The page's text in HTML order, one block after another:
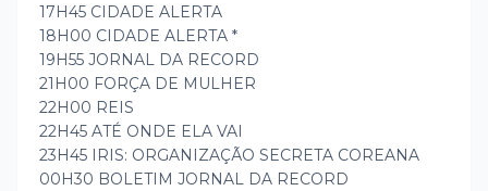
17H45 CIDADE ALERTA
18H00 CIDADE ALERTA *
19H55 JORNAL DA RECORD
21H00 FORÇA DE MULHER
22H00 REIS
22H45 ATÉ ONDE ELA VAI
23H45 IRIS: ORGANIZAÇÃO SECRETA COREANA
00H30 BOLETIM JORNAL DA RECORD